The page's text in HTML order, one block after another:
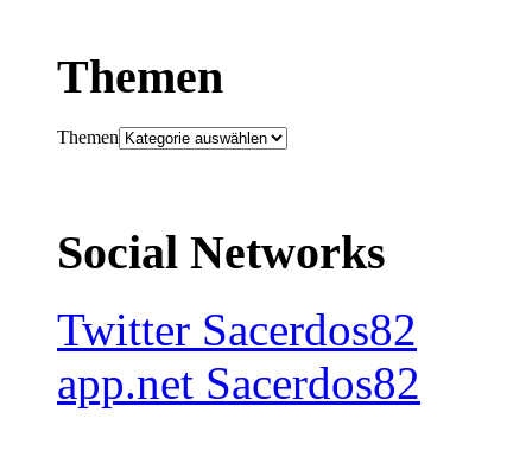
Themen
Themen
Social Networks
Twitter Sacerdos82
app.net Sacerdos82